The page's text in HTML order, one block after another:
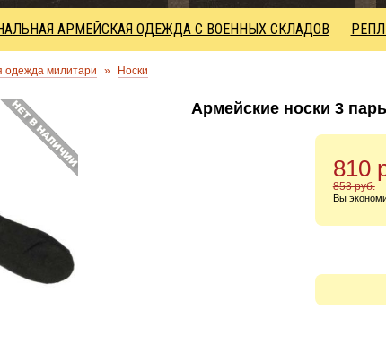
АРМЕЙСКАЯ ОДЕЖДА С ВОЕННЫХ СКЛАДОВ
одежда милитари » Носки
Армейские носки 3
810
853 руб.
Вы